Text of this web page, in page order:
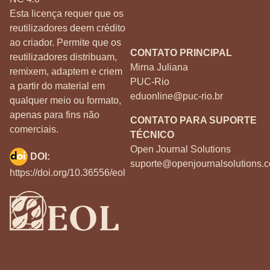
Esta licença requer que os
reutilizadores deem crédito
ao criador. Permite que os
reutilizadores distribuam,
remixem, adaptem e criem
a partir do material em
qualquer meio ou formato,
apenas para fins não
comerciais.
CONTATO PRINCIPAL
Mirna Juliana
PUC-Rio
eduonline@puc-rio.br
CONTATO PARA SUPORTE
TÉCNICO
Open Journal Solutions
DOI:
https://doi.org/10.36556/eol